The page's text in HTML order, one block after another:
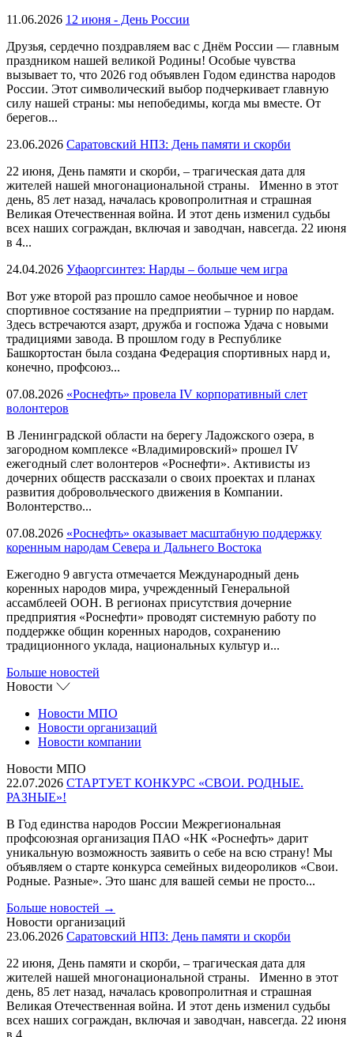
11.06.2026 12 июня - День России
Друзья, сердечно поздравляем вас с Днём России — главным
праздником нашей великой Родины! Особые чувства
вызывает то, что 2026 год объявлен Годом единства народов
России. Этот символический выбор подчеркивает главную
силу нашей страны: мы непобедимы, когда мы вместе. От
берегов...
23.06.2026 Саратовский НПЗ: День памяти и скорби
22 июня, День памяти и скорби, – трагическая дата для
жителей нашей многонациональной страны. Именно в этот
день, 85 лет назад, началась кровопролитная и страшная
Великая Отечественная война. И этот день изменил судьбы
всех наших сограждан, включая и заводчан, навсегда. 22 июня
в 4...
24.04.2026 Уфаоргсинтез: Нарды – больше чем игра
Вот уже второй раз прошло самое необычное и новое
спортивное состязание на предприятии – турнир по нардам.
Здесь встречаются азарт, дружба и госпожа Удача с новыми
традициями завода. В прошлом году в Республике
Башкортостан была создана Федерация спортивных нард и,
конечно, профсоюз...
07.08.2026 «Роснефть» провела IV корпоративный слет
волонтеров
В Ленинградской области на берегу Ладожского озера, в
загородном комплексе «Владимировский» прошел IV
ежегодный слет волонтеров «Роснефти». Активисты из
дочерних обществ рассказали о своих проектах и планах
развития добровольческого движения в Компании.
Волонтерство...
07.08.2026 «Роснефть» оказывает масштабную поддержку
коренным народам Севера и Дальнего Востока
Ежегодно 9 августа отмечается Международный день
коренных народов мира, учрежденный Генеральной
ассамблеей ООН. В регионах присутствия дочерние
предприятия «Роснефти» проводят системную работу по
поддержке общин коренных народов, сохранению
традиционного уклада, национальных культур и...
Больше новостей
Новости
Новости МПО
Новости организаций
Новости компании
Новости МПО
22.07.2026 СТАРТУЕТ КОНКУРС «СВОИ. РОДНЫЕ.
РАЗНЫЕ»!
В Год единства народов России Межрегиональная
профсоюзная организация ПАО «НК «Роснефть» дарит
уникальную возможность заявить о себе на всю страну! Мы
объявляем о старте конкурса семейных видеороликов «Свои.
Родные. Разные». Это шанс для вашей семьи не просто...
Больше новостей →
Новости организаций
23.06.2026 Саратовский НПЗ: День памяти и скорби
22 июня, День памяти и скорби, – трагическая дата для
жителей нашей многонациональной страны. Именно в этот
день, 85 лет назад, началась кровопролитная и страшная
Великая Отечественная война. И этот день изменил судьбы
всех наших сограждан, включая и заводчан, навсегда. 22 июня
в 4...